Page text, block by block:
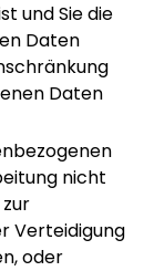
und Sie die
Daten
Daten
nicht
Verteidigung
oder